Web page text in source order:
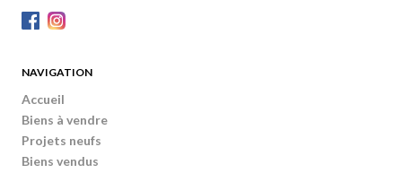
NAVIGATION
Accueil
Biens à vendre
Projets neufs
Biens vendus